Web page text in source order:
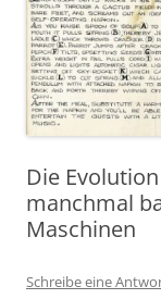
Die
manchmal
Maschinen
Schreibe eine